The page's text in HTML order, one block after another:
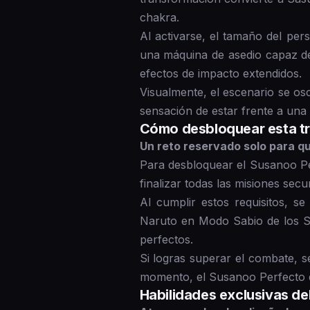
chakra.
Al activarse, el tamaño del
una máquina de asedio capaz
efectos de impacto extendidos.
Visualmente, el escenario se
sensación de estar frente a una
Cómo desbloquear esta
Un reto reservado solo para
Para desbloquear el Susanoo
finalizar todas las misiones
Al cumplir estos requisitos,
Naruto en Modo Sabio de los
perfectos.
Si logras superar el combate,
momento, el Susanoo
Habilidades exclusivas